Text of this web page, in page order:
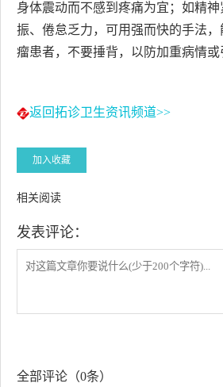
身体震动而不感到疼痛为宜；如精
振、倦怠乏力，可用强而快的手法
瘤患者，不要捶背，以防加重病情或
返回拓诊卫生资讯频道>>
加入收藏
相关阅读
发表评论：
全部评论（0条）